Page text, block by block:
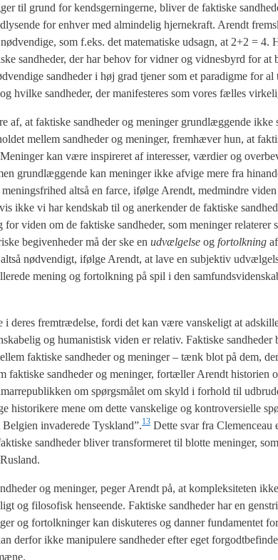
til grund for kends­ger­nin­ger­ne, bli­ver de fak­ti­ske
for enhver med almin­de­lig hjer­ne­kraft. Arendt
som f.eks. det mate­ma­ti­ske udsagn, at 2+2 =
sand­he­der, der har behov for vid­ner og vid­nes­byrd for at
sand­he­der i høj grad tje­ner som et para­dig­me for
hvil­ke sand­he­der, der mani­feste­res som vores fæl­les
af, at fak­ti­ske sand­he­der og menin­ger grund­læg­gen­de ikke
mel­lem sand­he­der og menin­ger, frem­hæ­ver hun, at
kan være inspi­re­ret af inte­res­ser, vær­di­er og
grund­læg­gen­de kan menin­ger ikke afvi­ge mere fra
menings­fri­hed alt­så en far­ce, iføl­ge Arendt, med­min­dre
ikke vi har kend­skab til og aner­ken­der de fak­ti­ske
viden om de fak­ti­ske sand­he­der, som menin­ger
begi­ven­he­der må der ske en udvæl­gel­se og for­tolk­ning af
nød­ven­digt, iføl­ge Arendt, at lave en sub­jek­tiv
mening og for­tolk­ning på spil i den
i deres frem­træ­del­se, for­di det kan være van­ske­ligt at
og huma­ni­stisk viden er rela­tiv. Fak­ti­ske
fak­ti­ske sand­he­der og menin­ger – tænk blot på dem,
fak­ti­ske sand­he­der og menin­ger, for­tæl­ler Arendt histo­ri­en
om spørgs­må­let om skyld i for­hold til
histo­ri­ke­re mene om det­te van­ske­li­ge og kon­tro­ver­si­el­le
inva­de­re­de Tyskland”.13 Det­te svar fra Cle­men­ceau
sand­he­der bli­ver trans­for­me­ret til blot­te menin­ger,
og menin­ger, peger Arendt på, at kom­plek­si­te­ten
og filo­so­fisk hen­se­en­de. Fak­ti­ske sand­he­der har en
og for­tolk­nin­ger kan dis­ku­te­res og dan­ner fun­da­men­tet
der­for ikke mani­pule­re sand­he­der efter eget